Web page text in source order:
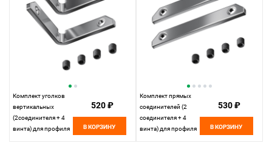
Комплект уголков
вертикальных
(2соединителя + 4
винта) для профиля
520 ₽
В КОРЗИНУ
Комплект прямых
соединителей (2
соединителя + 4
винта) для профиля
530 ₽
В КОРЗИНУ